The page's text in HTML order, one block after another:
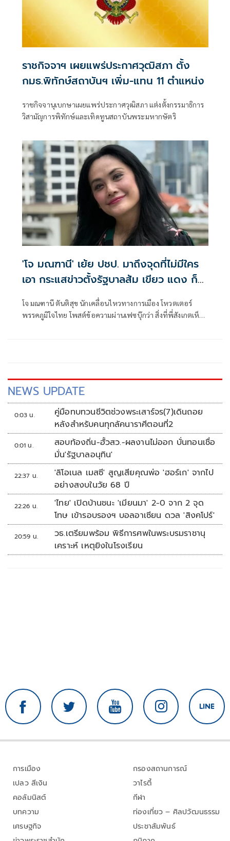
ราชกิจจาฯ เผยแพร่ประกาศวุฒิสภา ตั้ง
กมธ.พิทักษ์สถาบันฯ เพิ่ม-แทน 11 ตำแหน่ง
ราชกิจจานุเบกษาเผยแพร่ประกาศวุฒิสภา แต่งตั้งกรรมาธิการ
วิสามัญการพิทักษ์และเทิดทูนสถาบันพระมหากษัตริ
'โจ มณฑานี' เย้ย ปชป. มาถึงจุดที่ไม่มีใคร
เอา กระแสข่าวตั้งรัฐบาลส้ม เขียว แดง ก็
โจ มณฑานี ตันติสุข นักเคลื่อนไหวทางการเมือง โหวตเตอร์
พรรคภูมิใจไทย โพสต์ข้อความผ่านเฟซบุ๊กว่า สิ่งที่พี่สังเกตเห็น
NEWS UPDATE
0:03 น.
คู่มือทบทวนชีวิตช่วงพระเสาร์จร(7)เดินถอย
หลังสำหรับคนทุกลัคนาราศีตอนที่2
0:01 น.
สอบท้องถิ่น-ฮั้วสว.-ผลงานไม่ออก บั่นทอนเชื่อ
มั่น'รัฐบาลอนุทิน'
22:37 น.
'ลิโอเนล เมสซี' สูญเสียคุณพ่อ 'ฮอร์เก' จากไป
อย่างสงบในวัย 68 ปี
22:26 น.
'ไทย' เปิดบ้านชนะ 'เมียนมา' 2-0 จาก 2 จุด
โทษ เข้ารอบรองฯ บอลอาเซียน ดวล 'สิงคโปร์'
20:59 น.
วธ.เตรียมพร้อม พิธีการศพในพระบรมราชานุ
เคราะห์ เหตุยิงในโรงเรียน
การเมือง
เปลว สีเงิน
คอลัมนิสต์
บทความ
เศรษฐกิจ
กรองสถานการณ์
วาไรตี้
กีฬา
ท่องเที่ยว – ศิลปวัฒนธรรม
ประชาสัมพันธ์